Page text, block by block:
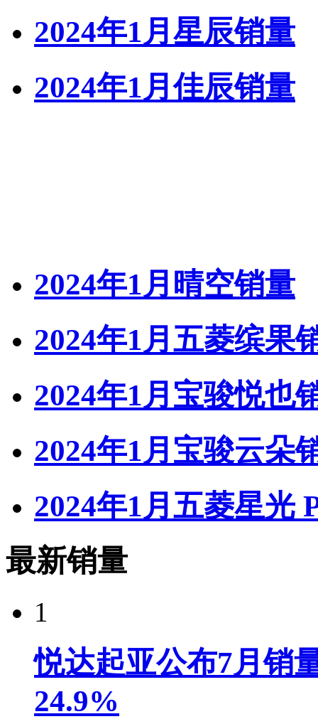
2024年1月星辰销量
2024年1月佳辰销量
2024年1月晴空销量
2024年1月五菱缤果
2024年1月宝骏悦也
2024年1月宝骏云朵
2024年1月五菱星光
最新销量
1
悦达起亚公布7月销
24.9%